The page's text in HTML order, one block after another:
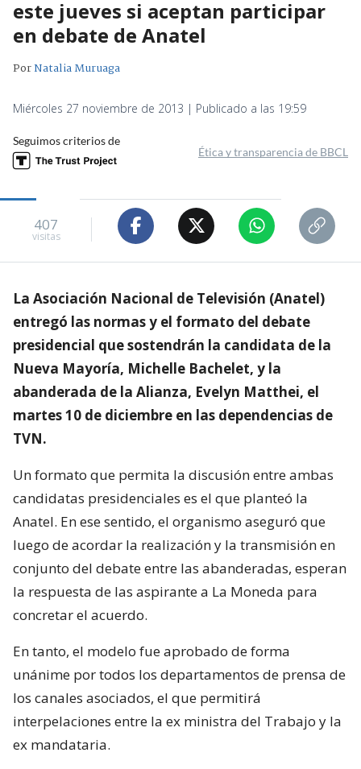
este jueves si aceptan participar
en debate de Anatel
PorNatalia Muruaga
Miércoles 27 noviembre de 2013 | Publicado a las 19:59
Seguimos criterios de
Ética y transparencia de BBCL
407
visitas
La Asociación Nacional de Televisión (Anatel)
entregó las normas y el formato del debate
presidencial que sostendrán la candidata de la
Nueva Mayoría, Michelle Bachelet, y la
abanderada de la Alianza, Evelyn Matthei, el
martes 10 de diciembre en las dependencias de
TVN.
Un formato que permita la discusión entre ambas
candidatas presidenciales es el que planteó la
Anatel. En ese sentido, el organismo aseguró que
luego de acordar la realización y la transmisión en
conjunto del debate entre las abanderadas, esperan
la respuesta de las aspirante a La Moneda para
concretar el acuerdo.
En tanto, el modelo fue aprobado de forma
unánime por todos los departamentos de prensa de
los canales asociados, el que permitirá
interpelaciones entre la ex ministra del Trabajo y la
ex mandataria.